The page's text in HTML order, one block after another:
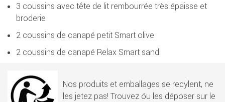
3 coussins avec tête de lit rembourrée très épaisse et
broderie
2 coussins de canapé petit Smart olive
2 coussins de canapé Relax Smart sand
Nos produits et emballages se recylent, ne
les jetez pas! Trouvez óu les déposer sur le